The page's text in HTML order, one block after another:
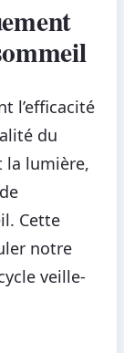
l’efficacité
du
la lumière,
Cette
notre
veille-